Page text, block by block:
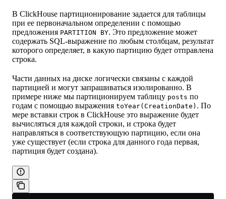
В ClickHouse партиционирование задается для таблицы
при ее первоначальном определении с помощью
предложения PARTITION BY. Это предложение может
содержать SQL-выражение по любым столбцам, результат
которого определяет, в какую партицию будет отправлена
строка.
Части данных на диске логически связаны с каждой
партицией и могут запрашиваться изолированно. В
примере ниже мы партиционируем таблицу posts по
годам с помощью выражения toYear(CreationDate) . По
мере вставки строк в ClickHouse это выражение будет
вычисляться для каждой строки, и строка будет
направляться в соответствующую партицию, если она
уже существует (если строка для данного года первая,
партиция будет создана).